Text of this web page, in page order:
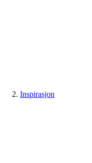
Inspirasjon